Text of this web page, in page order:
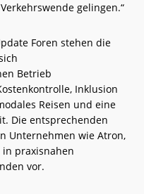
gelingen.“
Foren stehen die
Betrieb
Inklusion
Reisen und eine
Die entsprechenden
Unternehmen wie Atron,
praxisnahen
vor.